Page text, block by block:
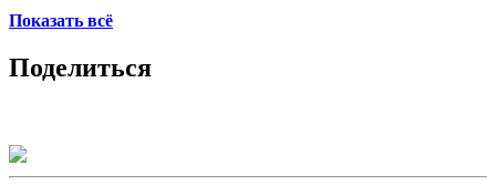
Показать всё
Поделиться